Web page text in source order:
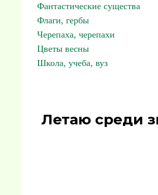
Фантастические существа
Флаги, гербы
Черепаха, черепахи
Цветы весны
Школа, учеба, вуз
Летаю среди